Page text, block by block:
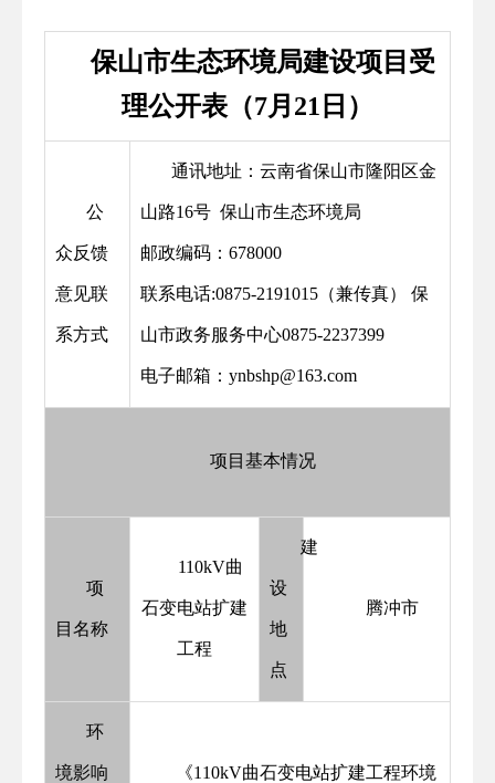
保山市生态环境局建设项目受
理公开表（7月21日）
公
众反馈
意见联
系方式
通讯地址：云南省保山市隆阳区金
山路16号 保山市生态环境局
邮政编码：678000
联系电话:0875-2191015（兼传真） 保
山市政务服务中心0875-2237399
电子邮箱：ynbshp@163.com
项目基本情况
项
目名称
110kV曲
石变电站扩建
工程
建
设
地
点
腾冲市
环
境影响 《110kV曲石变电站扩建工程环境